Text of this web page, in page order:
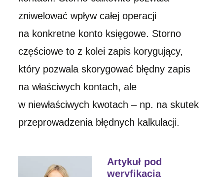
zniwelować wpływ całej operacji
na konkretne konto księgowe. Storno
częściowe to z kolei zapis korygujący,
który pozwala skorygować błędny zapis
na właściwych kontach, ale
w niewłaściwych kwotach – np. na skutek
przeprowadzenia błędnych kalkulacji.
Artykuł pod
weryfikacją